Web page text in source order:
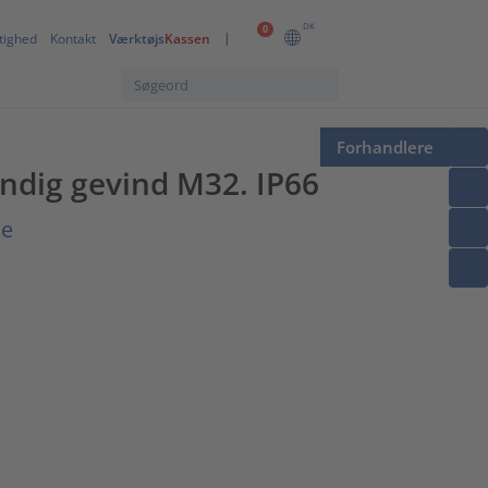
0 DK
Kontakt VærktøjsKassen
Forhandlere
gevind M32. IP66